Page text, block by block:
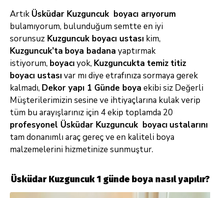
Artık Üsküdar Kuzguncuk boyacı arıyorum
bulamıyorum, bulunduğum semtte en iyi
sorunsuz Kuzguncuk boyacı ustası kim,
Kuzguncuk’ta boya badana yaptırmak
istiyorum, boyacıyok, Kuzguncukta temiz titiz
boyacı ustasıvar mı diye etrafınıza sormaya gerek
kalmadı, Dekor yapı 1 Günde boya ekibi siz Değerli
Müşterilerimizin sesine ve ihtiyaçlarına kulak verip
tüm bu arayışlarınız için 4 ekip toplamda 20
profesyonel Üsküdar Kuzguncuk boyacı ustalarını
tam donanımlı araç gereç ve en kaliteli boya
malzemelerini hizmetinize sunmuştur.
Üsküdar Kuzguncuk 1 günde boya nasıl yapılır?